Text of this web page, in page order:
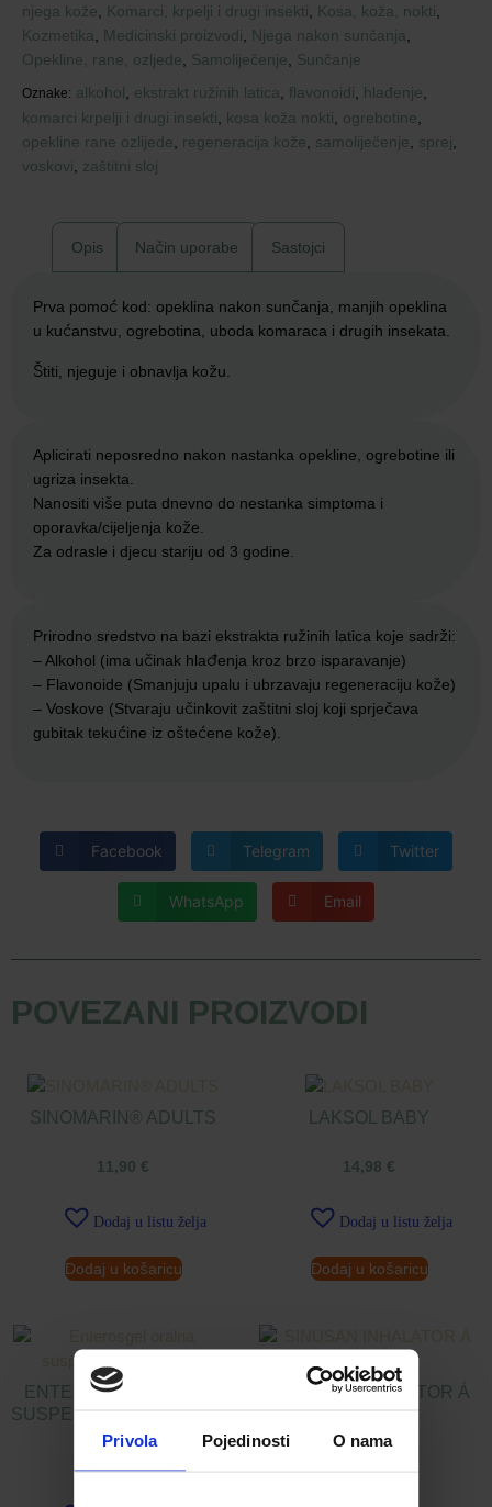
Privola Pojedinosti O nama
njega kože
Komarci, krpelji i drugi insekti Kosa, koža, nokti
Kozmetika
Medicinski proizvodi Njega nakon sunčanja
Opekline, rane, ozljede
Samoliječenje Sunčanje
Oznake: alkohol ekstrakt ružinih latica flavonoidi hlađenje
komarci krpelji i drugi insekti
kosa koža nokti ogrebotine
opekline rane ozlijede
regeneracija kože samoliječenje sprej
voskovi
zaštitni sloj
Opis Način uporabe Sastojci
Prva pomoć kod: opeklina nakon sunčanja, manjih opeklina
u kućanstvu, ogrebotina, uboda komaraca i drugih insekata.
Štiti, njeguje i obnavlja kožu.
Aplicirati neposredno nakon nastanka opekline, ogrebotine ili
ugriza insekta.
Nanositi više puta dnevno do nestanka simptoma i
oporavka/cijeljenja kože.
Za odrasle i djecu stariju od 3 godine.
Prirodno sredstvo na bazi ekstrakta ružinih latica koje sadrži:
– Alkohol (ima učinak hlađenja kroz brzo isparavanje)
– Flavonoide (Smanjuju upalu i ubrzavaju regeneraciju kože)
– Voskove (Stvaraju učinkovit zaštitni sloj koji sprječava
gubitak tekućine iz oštećene kože).
Facebook Telegram Twitter
WhatsApp Email
POVEZANI PROIZVODI
SINOMARIN® ADULTS
11,90 €
Dodaj u listu želja
Dodaj u košaricu
LAKSOL BABY
14,98 €
Dodaj u listu želja
Dodaj u košaricu
ENTEROSGEL ORALNA
SUSPENZIJA U TUBI 225 G
SINUSAN INHALATOR Á